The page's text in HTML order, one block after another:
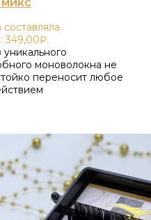
349,00₽.
моноволокна не
переносит любое